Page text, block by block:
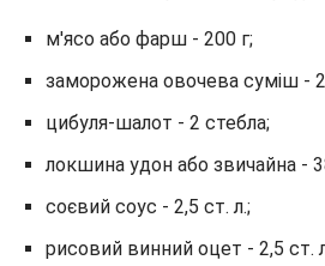
м'ясо або фарш - 200 г;
заморожена овочева суміш -
цибуля-шалот - 2 стебла;
локшина удон або звичайна -
соєвий соус - 2,5 ст. л.;
рисовий винний оцет - 2,5 ст.